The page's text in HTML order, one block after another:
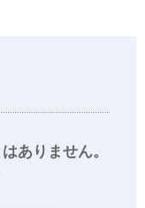
ありません。